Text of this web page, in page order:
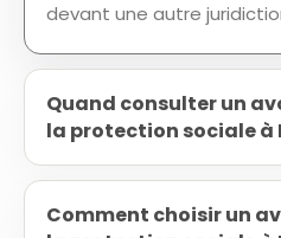
devant une autre
Quand consulter un
la protection sociale à
Comment choisir un